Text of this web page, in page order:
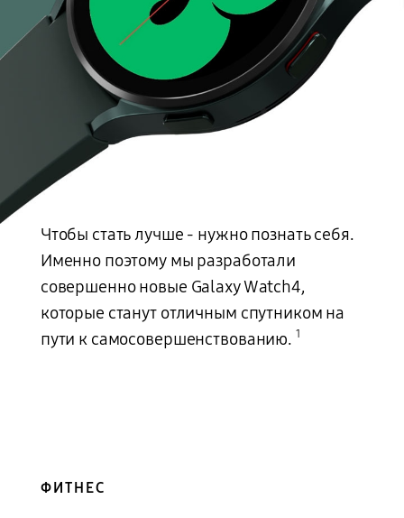
Чтобы стать лучше - нужно познать себя.
Именно поэтому мы разработали
совершенно новые Galaxy Watch4,
которые станут отличным спутником на
пути к самосовершенствованию. 1
ФИТНЕС